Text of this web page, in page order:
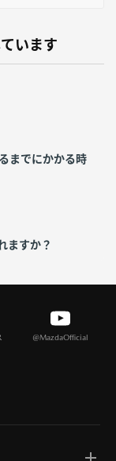
います
までにかかる時
ますか？
@MazdaOfficial